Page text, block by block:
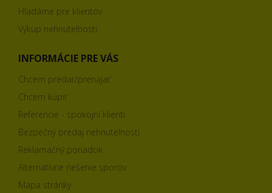
Hľadáme pre klientov
Výkup nehnuteľností
INFORMÁCIE PRE VÁS
Chcem predať/prenajať
Chcem kúpiť
Referencie - spokojní klienti
Bezpečný predaj nehnuteľnosti
Reklamačný poriadok
Alternatívne riešenie sporov
Mapa stránky